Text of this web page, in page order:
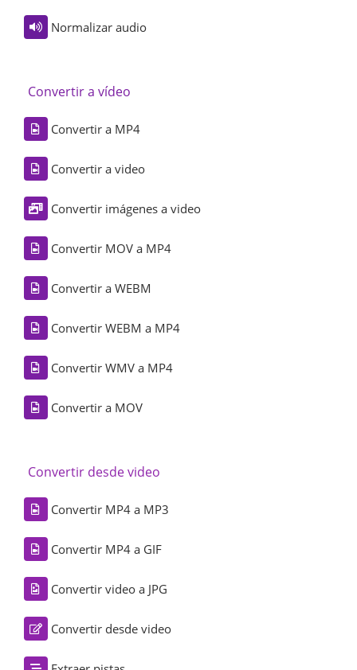
Normalizar audio
Convertir a vídeo
Convertir a MP4
Convertir a video
Convertir imágenes a video
Convertir MOV a MP4
Convertir a WEBM
Convertir WEBM a MP4
Convertir WMV a MP4
Convertir a MOV
Convertir desde video
Convertir MP4 a MP3
Convertir MP4 a GIF
Convertir video a JPG
Convertir desde video